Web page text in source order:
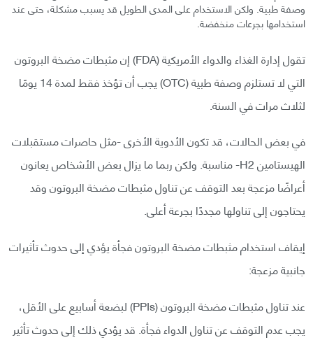
وصفة طبية. ولكن الاستخدام على المدى الطويل قد يسبب مشكلة، حتى عند
استخدامها بجرعات منخفضة.
تقول إدارة الغذاء والدواء الأمريكية (FDA) إن مثبطات مضخة البروتون
التي لا تستلزم وصفة طبية (OTC) يجب أن تؤخذ فقط لمدة 14 يومًا
لثلاث مرات في السنة.
في بعض الحالات، قد تكون الأدوية الأخرى -مثل حاصرات مستقبلات
الهيستامين H2- مناسبة. ولكن ربما ما يزال بعض الأشخاص يعانون
أعراضًا مزعجة بعد التوقف عن تناول مثبطات مضخة البروتون وقد
يحتاجون إلى تناولها مجددًا بجرعة أعلى.
إيقاف استخدام مثبطات مضخة البروتون فجأة يؤدي إلى حدوث تأثيرات
جانبية مزعجة:
عند تناول مثبطات مضخة البروتون (PPIs) لبضعة أسابيع على الأقل،
يجب عدم التوقف عن تناول الدواء فجأة. قد يؤدي ذلك إلى حدوث تأثير